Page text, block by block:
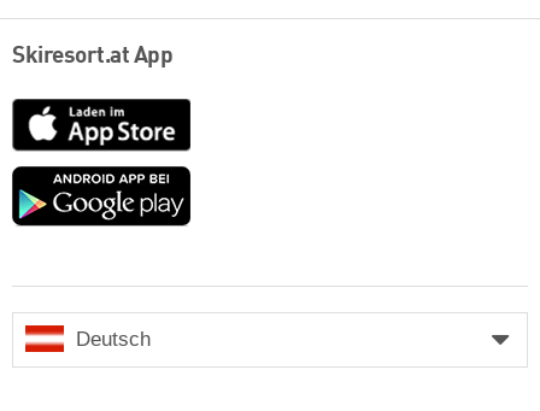
Skiresort.at App
App
Store
Google
Deutsch